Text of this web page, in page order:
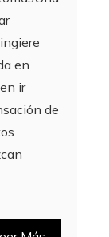
en
ir
de